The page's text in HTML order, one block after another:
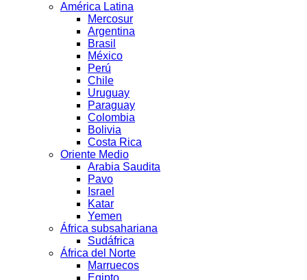
América Latina
Mercosur
Argentina
Brasil
México
Perú
Chile
Uruguay
Paraguay
Colombia
Bolivia
Costa Rica
Oriente Medio
Arabia Saudita
Pavo
Israel
Katar
Yemen
África subsahariana
Sudáfrica
África del Norte
Marruecos
Egipto